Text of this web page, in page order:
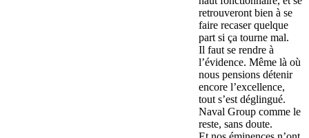
retrouveront bien à se
faire recaser quelque
part si ça tourne mal.
Il faut se rendre à
l’évidence. Même là où
nous pensions détenir
encore l’excellence,
tout s’est déglingué.
Naval Group comme le
reste, sans doute.